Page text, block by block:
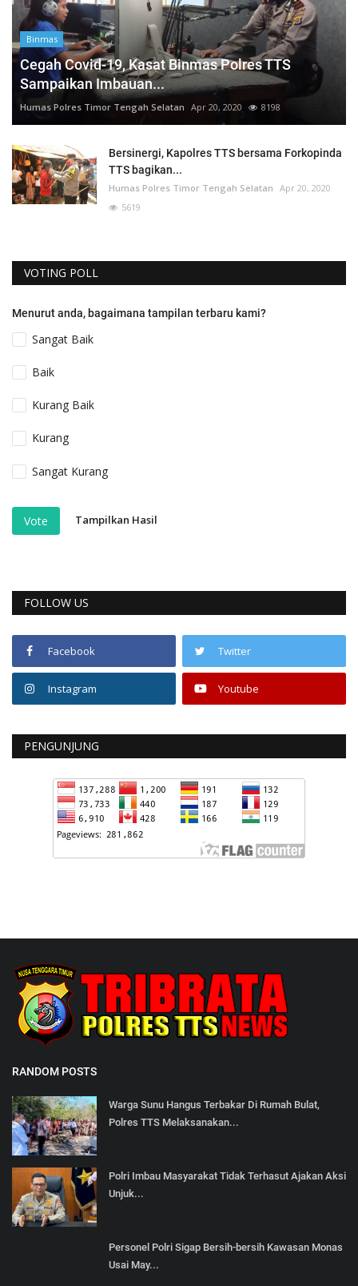
Binmas
Cegah Covid-19, Kasat Binmas Polres TTS
Sampaikan Imbauan...
Humas Polres Timor Tengah Selatan Apr 20, 2020 8198
Bersinergi, Kapolres TTS bersama Forkopinda
TTS bagikan...
Humas Polres Timor Tengah Selatan Apr 20, 2020
5619
VOTING POLL
Menurut anda, bagaimana tampilan terbaru kami?
Sangat Baik
Baik
Kurang Baik
Kurang
Sangat Kurang
Vote Tampilkan Hasil
FOLLOW US
Facebook Twitter
Instagram Youtube
PENGUNJUNG
RANDOM POSTS
Warga Sunu Hangus Terbakar Di Rumah Bulat,
Polres TTS Melaksanakan...
Polri Imbau Masyarakat Tidak Terhasut Ajakan Aksi
Unjuk...
Personel Polri Sigap Bersih-bersih Kawasan Monas
Usai May...